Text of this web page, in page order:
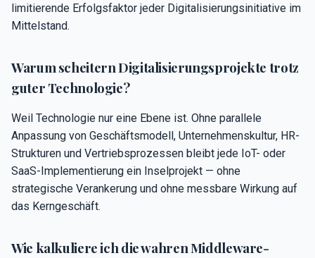
limitierende Erfolgsfaktor jeder Digitalisierungsinitiative im
Mittelstand.
Warum scheitern Digitalisierungsprojekte trotz
guter Technologie?
Weil Technologie nur eine Ebene ist. Ohne parallele
Anpassung von Geschäftsmodell, Unternehmenskultur, HR-
Strukturen und Vertriebsprozessen bleibt jede IoT- oder
SaaS-Implementierung ein Inselprojekt — ohne
strategische Verankerung und ohne messbare Wirkung auf
das Kerngeschäft.
Wie kalkuliere ich die wahren Middleware-